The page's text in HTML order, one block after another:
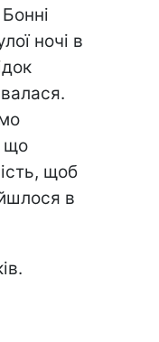
ночі в
що
щоб
в